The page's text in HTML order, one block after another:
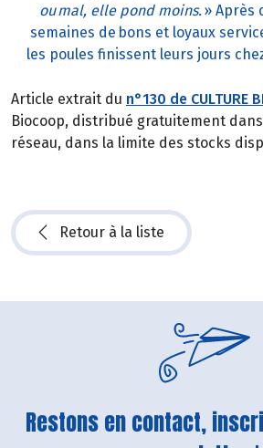
ou mal, elle pond moins.» Après
semaines de bons et loyaux
les poules finissent leurs jours
Article extrait du n°130 de CULTURE
Biocoop, distribué gratuitement
réseau, dans la limite des stocks
Retour à la liste
Restons en contact,